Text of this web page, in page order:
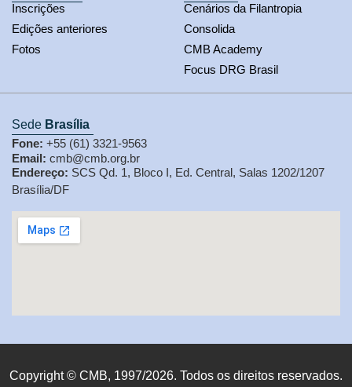
Inscrições
Edições anteriores
Fotos
Cenários da Filantropia
Consolida
CMB Academy
Focus DRG Brasil
Sede Brasília
Fone: +55 (61) 3321-9563
Email: cmb@cmb.org.br
Endereço: SCS Qd. 1, Bloco I, Ed. Central, Salas 1202/1207
Brasília/DF
Copyright © CMB, 1997/2026. Todos os direitos reservados.